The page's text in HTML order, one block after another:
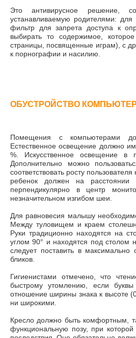
Это антивирусное решение,
устанавливаемую родителями: для
фильтр для запрета доступа к
выбирать то содержимое,
страницы, посвященные играм), с
к порнографии и насилию.
ОБУСТРОЙСТВО
Помещения с компьютерами
Естественное освещение должно
%. Искусственное освещение
Дополнительно можно
соответствовать росту
ребенок должен на
перпендикулярно в центр
незначительном изгибом шеи.
Для равновесия малышу
Между туловищем и краем
Руки традиционно находятся на
углом 90° и находятся под столом
следует поставить в
бликов.
Гигиенистами отмечено, что
быстрому утомлению, если
отношение ширины знака к высоте
ни широкими.
Кресло должно быть комфортным,
функциональную позу, при